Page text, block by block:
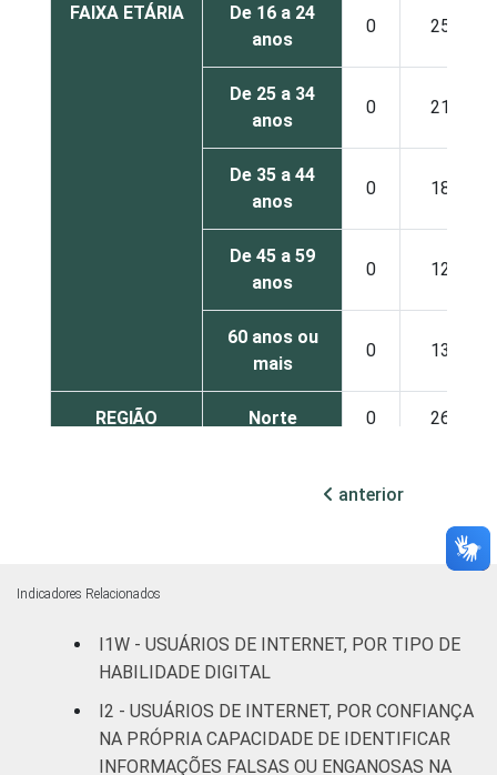
FAIXA ETÁRIA
De 16 a 24
anos
0 25
De 25 a 34
anos
0 21
De 35 a 44
anos
0 18
De 45 a 59
anos
0 12
60 anos ou
mais
0 13
REGIÃO Norte 0 26
16
Centro-
Oeste
0 16
CLASSE
SOCIAL
AB 0 12
anterior
Indicadores Relacionados
I1W - USUÁRIOS DE INTERNET, POR TIPO DE
HABILIDADE DIGITAL
I2 - USUÁRIOS DE INTERNET, POR CONFIANÇA
NA PRÓPRIA CAPACIDADE DE IDENTIFICAR
INFORMAÇÕES FALSAS OU ENGANOSAS NA